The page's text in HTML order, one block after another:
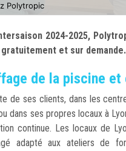
Polytropic
2024-2025,
et sur demande.
de la piscine
de ses clients, dans les
dans ses propres locaux à
continue. Les locaux de
adapté aux ateliers de